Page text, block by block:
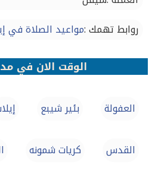
روابط تهمك :مواعيد الصلاة في
الوقت الان في
العفولة بئير شيبع
القدس كريات شمونه